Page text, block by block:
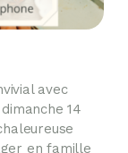
avec
14
en famille